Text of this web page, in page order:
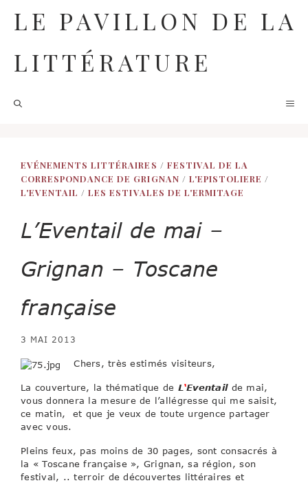
contenu
LE PAVILLON DE LA
LITTÉRATURE
EVÉNEMENTS LITTÉRAIRES / FESTIVAL DE LA
CORRESPONDANCE DE GRIGNAN / L'EPISTOLIERE /
L'EVENTAIL /LES ESTIVALES DE L'ERMITAGE
L’Eventail de mai –
Grignan – Toscane
française
3 MAI 2013
Chers, très estimés visiteurs,
La couverture, la thématique de L ‘Eventailde mai,
vous donnera la mesure de l’allégresse qui me saisit,
ce matin, et que je veux de toute urgence partager
avec vous.
Pleins feux, pas moins de 30 pages, sont consacrés à
la « Toscane française », Grignan, sa région, son
festival, .. terroir de découvertes littéraires et